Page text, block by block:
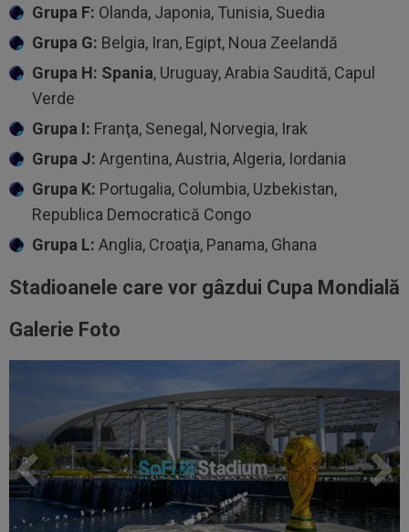
Grupa F: Olanda, Japonia, Tunisia, Suedia
Grupa G: Belgia, Iran, Egipt, Noua Zeelandă
Grupa H: Spania, Uruguay, Arabia Saudită, Capul
Verde
Grupa I: Franţa, Senegal, Norvegia, Irak
Grupa J: Argentina, Austria, Algeria, Iordania
Grupa K: Portugalia, Columbia, Uzbekistan,
Republica Democratică Congo
Grupa L: Anglia, Croaţia, Panama, Ghana
Stadioanele care vor gâzdui Cupa Mondială
Galerie Foto